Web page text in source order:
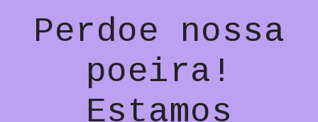
Perdoe nossa
poeira!
Estamos